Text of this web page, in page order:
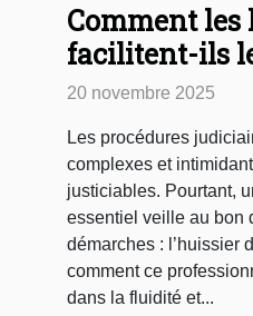
Comment les
facilitent-ils
judiciaires ?
20 novembre 2025
Les procédures
complexes et
justiciables. Pourtant,
essentiel veille au bon
démarches : l’huissier
comment ce
dans la fluidité et...